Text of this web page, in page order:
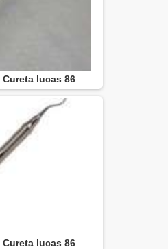
lucas 86
lucas 86